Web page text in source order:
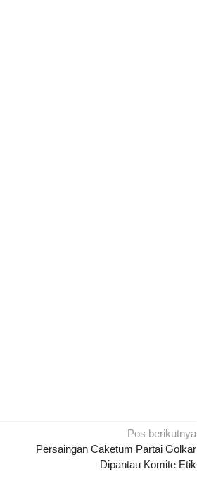
Pos berikutnya
Persaingan Caketum Partai Golkar
Dipantau Komite Etik